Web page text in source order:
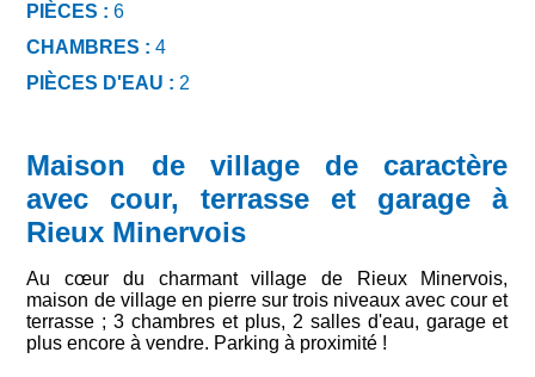
PIÈCES : 6
CHAMBRES : 4
PIÈCES D'EAU : 2
Maison de village de caractère
avec cour, terrasse et garage à
Rieux Minervois
Au cœur du charmant village de Rieux Minervois,
maison de village en pierre sur trois niveaux avec cour et
terrasse ; 3 chambres et plus, 2 salles d'eau, garage et
plus encore à vendre. Parking à proximité !